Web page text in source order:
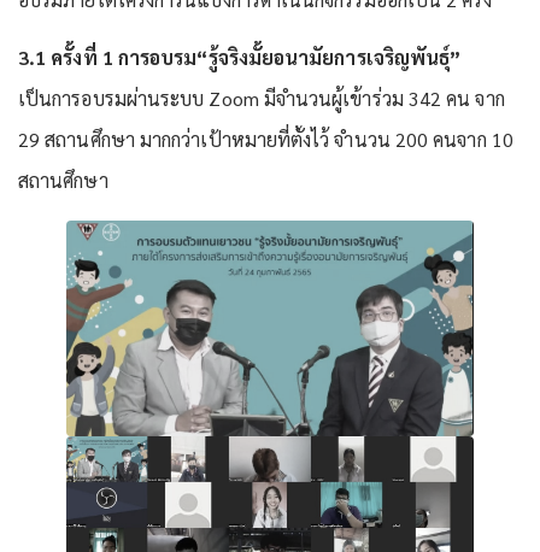
3.1 ครั้งที่ 1 การอบรม“รู้จริงมั้ยอนามัยการเจริญพันธุ์”
เป็นการอบรมผ่านระบบ Zoom มีจำนวนผู้เข้าร่วม 342 คน จาก
29 สถานศึกษา มากกว่าเป้าหมายที่ตั้งไว้ จำนวน 200 คนจาก 10
สถานศึกษา